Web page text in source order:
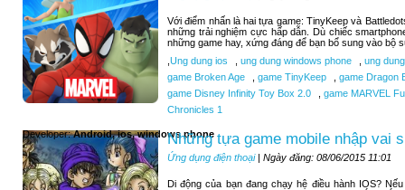
Với điểm nhấn là hai tựa game: TinyKeep và
những trải nghiệm cực hấp dẫn. Dù chiếc
những game hay, xứng đáng để bạn bổ sung vào bộ
Ung dung ios ung dung windows phone
ung
game Broken Age
game TinyKeep
game Dragon
game Disney Infinity Toy Box 2.0
game MARVEL
Chronicles 1
Developer:Android, ios, windows phoneNhững tựa game mobile nhập vai
Ứng dụng điện thoại| Ngày đăng: 08/06/2015 11:01
Di động của bạn đang chạy hệ điều hành IOS?